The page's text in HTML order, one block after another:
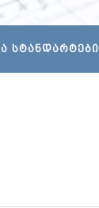
ᲡᲢᲐᲜᲓᲐᲠᲢᲔᲑᲘ